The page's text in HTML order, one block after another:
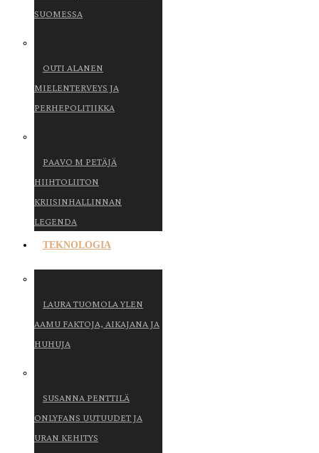
SUOMESSA
OUTI ALANEN
MIELENTERVEYS JA
PERHEPOLITIIKKA
PAAVO M PETÄJÄ
HIIHTOLIITON
KRIISINHALLINNAN
LEGENDA
TEKNOLOGIA
LAURA TUOMOLA YLEN
AAMU FAKTOJA, AIKAJANA JA
HUHUJA
SUSANNA PENTTILÄ
ONLYFANS UUTUUDET JA
URAN KEHITYS